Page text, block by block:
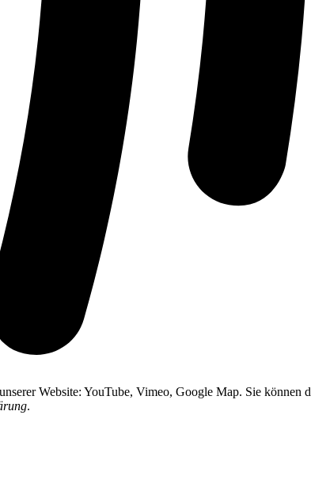
Website: YouTube, Vimeo, Google Map. Sie
.